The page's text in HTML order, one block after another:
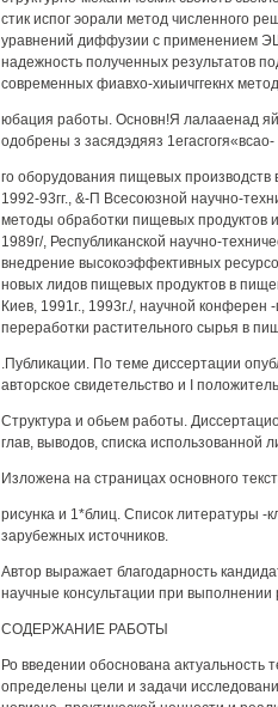
стик испог эорали метод численного
уравнений диффузии с применением
надежность полученных результатов
современных фиавхо-хиыичггекнх
юбация работы. Основн!Я лалааенад
одобрены з засядэдяяз 1егасгогя«всао-
го оборудования пищевых
1992-93гг., &-П Всесоюзной научно-
методы обработки пищевых продуктов
1989г/, Республиканской научно-
внедрение высокоэффективных
новых лидов пищевых продуктов в
Киев, 1991г., 1993г./, научной
переработки растительного сырья в
.Публикации. По теме диссертации
авторское свидетельство и I
Структура и обьем работы.
глав, выводов, списка использованной
Изложена на страницах основного
рисунка и 1*блиц. Список литературы -
зарубежных источников.
Автор выражает благодарность
научные консультации при выполнении
СОДЕРЖАНИЕ РАБОТЫ
Ро введении обоснована
определены цели и задачи